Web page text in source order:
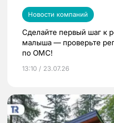
Новости компаний
Сделайте первый шаг к
малыша — проверьте
по ОМС!
13:10 / 23.07.26